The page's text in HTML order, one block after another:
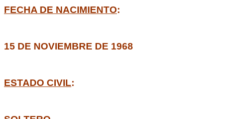
FECHA DE NACIMIENTO:
15 DE NOVIEMBRE DE 1968
ESTADO CIVIL: